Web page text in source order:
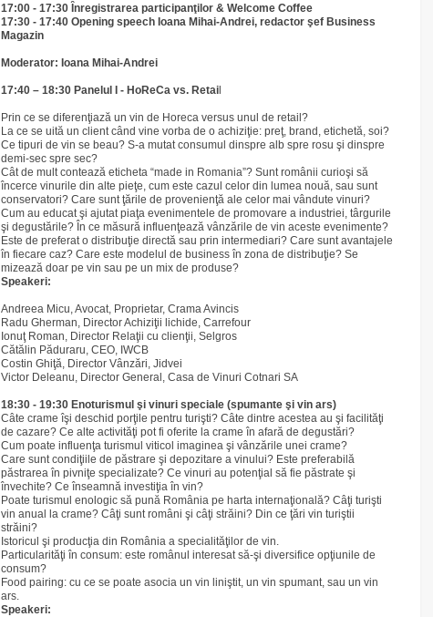
17:00 - 17:30 Ȋnregistrarea participanţilor & Welcome Coffee
17:30 - 17:40 Opening speech Ioana Mihai-Andrei, redactor şef Business
Magazin
Moderator: Ioana Mihai-Andrei
17:40 – 18:30 Panelul I - HoReCa vs. Retai
Prin ce se diferenţiază un vin de Horeca versus unul de retail?
La ce se uită un client când vine vorba de o achiziţie: preţ, brand, etichetă, soi?
Ce tipuri de vin se beau? S-a mutat consumul dinspre alb spre rosu şi dinspre
demi-sec spre sec?
Cât de mult contează eticheta “made in Romania”? Sunt românii curioşi să
încerce vinurile din alte pieţe, cum este cazul celor din lumea nouă, sau sunt
conservatori? Care sunt ţările de provenienţă ale celor mai vândute vinuri?
Cum au educat şi ajutat piaţa evenimentele de promovare a industriei, târgurile
şi degustările? În ce măsură influenţează vânzările de vin aceste evenimente?
Este de preferat o distribuţie directă sau prin intermediari? Care sunt avantajele
în fiecare caz? Care este modelul de business în zona de distribuţie? Se
mizează doar pe vin sau pe un mix de produse?
Speakeri:
Andreea Micu, Avocat, Proprietar, Crama Avincis
Radu Gherman, Director Achiziţii lichide, Carrefour
Ionuţ Roman, Director Relaţii cu clienţii, Selgros
Cătălin Păduraru, CEO, IWCB
Costin Ghiţă, Director Vânzări, Jidvei
Victor Deleanu, Director General, Casa de Vinuri Cotnari SA
18:30 - 19:30 Enoturismul şi vinuri speciale (spumante şi vin ars)
Câte crame îşi deschid porţile pentru turişti? Câte dintre acestea au şi facilităţi
de cazare? Ce alte activităţi pot fi oferite la crame în afară de degustări?
Cum poate influenţa turismul viticol imaginea şi vânzările unei crame?
Care sunt condiţiile de păstrare şi depozitare a vinului? Este preferabilă
păstrarea în pivniţe specializate? Ce vinuri au potenţial să fie păstrate şi
învechite? Ce înseamnă investiţia în vin?
Poate turismul enologic să pună România pe harta internaţională? Câţi turişti
vin anual la crame? Câţi sunt români şi câţi străini? Din ce ţări vin turiştii
străini?
Istoricul şi producţia din România a specialităţilor de vin.
Particularităţi în consum: este românul interesat să-şi diversifice opţiunile de
consum?
Food pairing: cu ce se poate asocia un vin liniştit, un vin spumant, sau un vin
ars.
Speakeri: